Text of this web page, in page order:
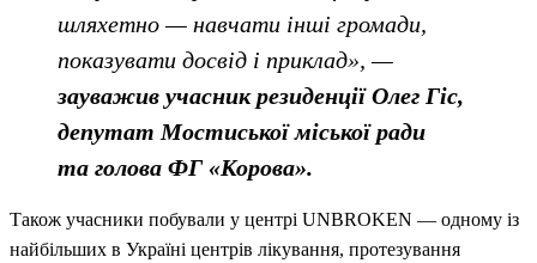
шляхетно — навчати інші громади,
показувати досвід і приклад», —
зауважив учасник резиденції Олег Гіс,
депутат Мостиської міської ради
та голова ФГ «Корова».
Також учасники побували у центрі UNBROKEN — одному із
найбільших в Україні центрів лікування, протезування